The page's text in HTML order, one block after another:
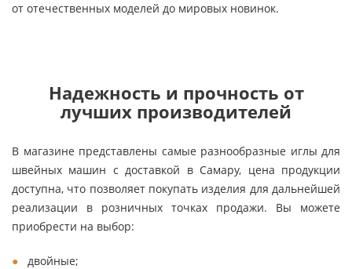
от отечественных моделей до мировых новинок.
Надежность и прочность от
лучших производителей
В магазине представлены самые разнообразные иглы для
швейных машин с доставкой в Самару, цена продукции
доступна, что позволяет покупать изделия для дальнейшей
реализации в розничных точках продажи. Вы можете
приобрести на выбор:
двойные;